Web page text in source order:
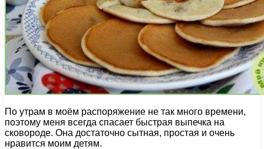
По утрам в моём распоряжение не так много времени,
поэтому меня всегда спасает быстрая выпечка на
сковороде. Она достаточно сытная, простая и очень
нравится моим детям.